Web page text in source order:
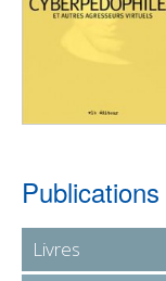
Publications
Livres